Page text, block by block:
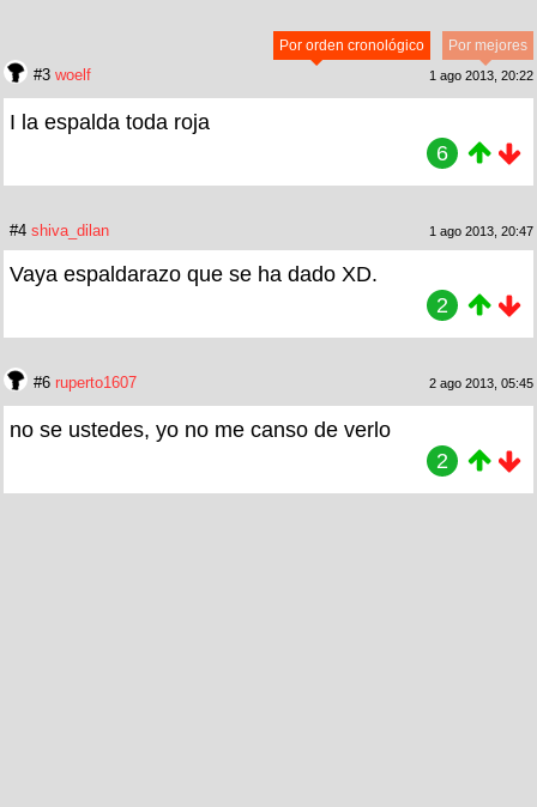
Por mejores
Por orden cronológico
#3 woelf 1 ago 2013, 20:22
I la espalda toda roja
6
#4 shiva_dilan 1 ago 2013, 20:47
Vaya espaldarazo que se ha dado XD.
2
#6 ruperto1607 2 ago 2013, 05:45
no se ustedes, yo no me canso de verlo
2